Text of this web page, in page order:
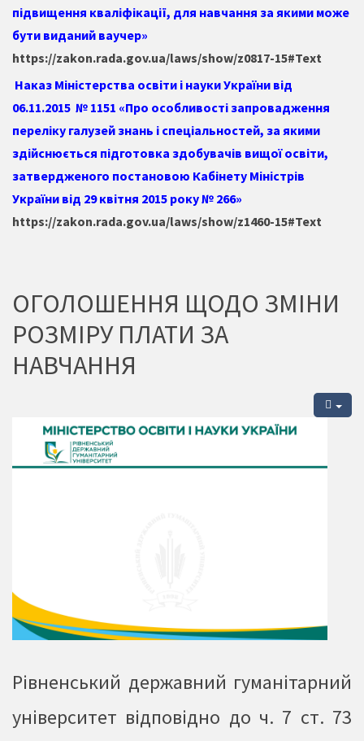
підвищення кваліфікації, для навчання за якими може
бути виданий ваучер»
https://zakon.rada.gov.ua/laws/show/z0817-15#Text
Наказ Міністерства освіти і науки України від
06.11.2015 № 1151 «Про особливості запровадження
переліку галузей знань і спеціальностей, за якими
здійснюється підготовка здобувачів вищої освіти,
затвердженого постановою Кабінету Міністрів
України від 29 квітня 2015 року № 266»
https://zakon.rada.gov.ua/laws/show/z1460-15#Text
ОГОЛОШЕННЯ ЩОДО ЗМІНИ
РОЗМІРУ ПЛАТИ ЗА
НАВЧАННЯ
Рівненський державний гуманітарний
університет відповідно до ч. 7 ст. 73